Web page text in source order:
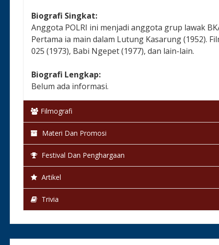
Biografi Singkat:
Anggota POLRI ini menjadi anggota grup lawak
Pertama ia main dalam Lutung Kasarung (1952).
025 (1973), Babi Ngepet (1977), dan lain-lain.
Biografi Lengkap:
Belum ada informasi.
Filmografi
Materi Dan Promosi
Festival Dan Penghargaan
Artikel
Trivia